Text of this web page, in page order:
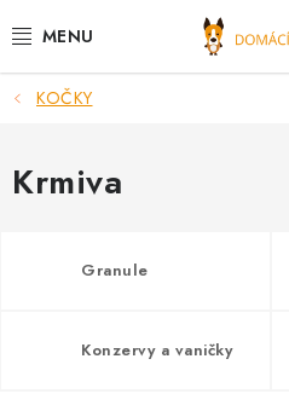
na
DOPORUČUJEME
VÝPRODEJ SKLADU
KOČKY
Krmiva
Granule
Konzervy a vaničky